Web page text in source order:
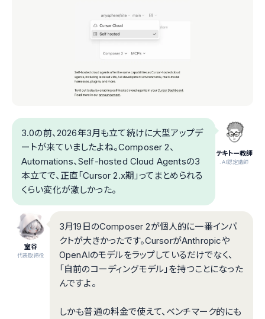
テキトー教師
.AI認定講師
3.0の前、2026年3月も立て続けに大型アップデ
ートが来ていましたよね。Composer 2、
Automations、Self-hosted Cloud Agentsの3
本立てで、正直「Cursor 2.x期」ってまとめられる
くらい変化が激しかった。
室谷
代表取締役
3月19日のComposer 2が個人的に一番インパ
クトが大きかったです。CursorがAnthropicや
OpenAIのモデルをラップしているだけでなく、
「自前のコーディングモデル」を持つことになった
んですよ。
しかも普通の料金で使えて、ベンチマーク的にも